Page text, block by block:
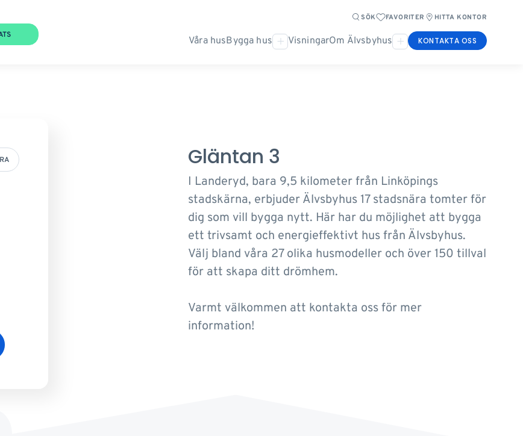
SÖK FAVORITER HITTA KONTOR
Våra husBygga hus VisningarOm Älvsbyhus KONTAKTA OSS
Gläntan 3
I Landeryd, bara 9,5 kilometer från Linköpings
stadskärna, erbjuder Älvsbyhus 17 stadsnära tomter för
dig som vill bygga nytt. Här har du möjlighet att bygga
ett trivsamt och energieffektivt hus från Älvsbyhus.
Välj bland våra 27 olika husmodeller och över 150 tillval
för att skapa ditt drömhem.
Varmt välkommen att kontakta oss för mer
information!